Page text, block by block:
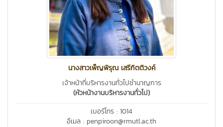
นางสาวเพ็ญพิรุณ เสรีกิตติวงค์
เจ้าหน้าที่บริหารงานทั่วไปชำนาญการ
(หัวหน้างานบริหารงานทั่วไป)
เบอร์โทร : 1014
อีเมล : penpiroon@rmutl.ac.th